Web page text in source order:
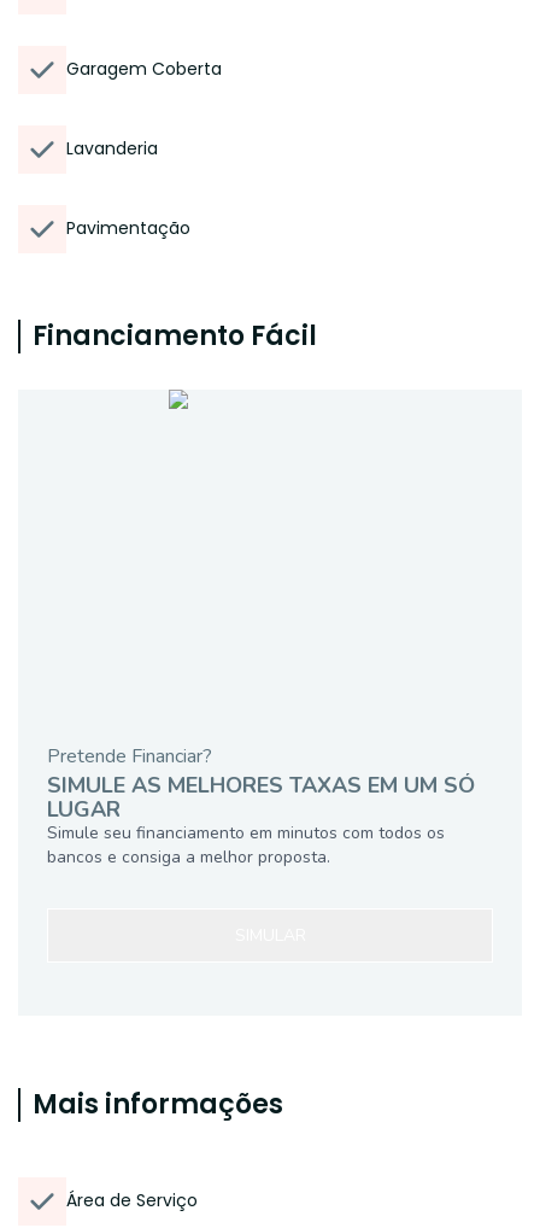
Garagem Coberta
Lavanderia
Pavimentação
Financiamento Fácil
Pretende Financiar?
SIMULE AS MELHORES TAXAS EM UM SÓ
LUGAR
Simule seu financiamento em minutos com todos os
bancos e consiga a melhor proposta.
Mais informações
Área de Serviço